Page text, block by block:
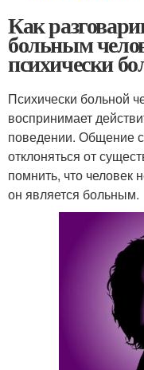
Как
больным
психически
Психически больной
воспринимает
поведении. Общение
отклоняться от
помнить, что человек
он является больным.